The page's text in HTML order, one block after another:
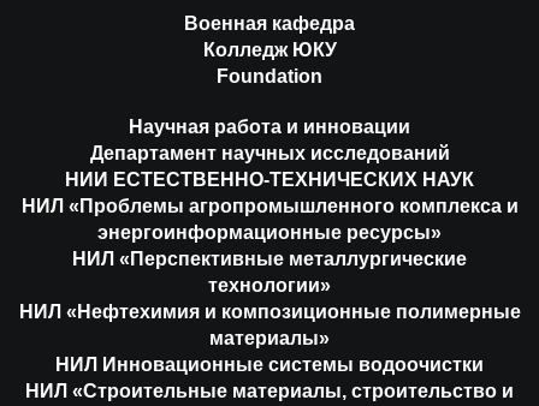
Военная кафедра
Колледж ЮКУ
Foundation
Научная работа и инновации
Департамент научных исследований
НИИ ЕСТЕСТВЕННО-ТЕХНИЧЕСКИХ НАУК
НИЛ «Проблемы агропромышленного комплекса и
энергоинформационные ресурсы»
НИЛ «Перспективные металлургические
технологии»
НИЛ «Нефтехимия и композиционные полимерные
материалы»
НИЛ Инновационные системы водоочистки
НИЛ «Строительные материалы, строительство и